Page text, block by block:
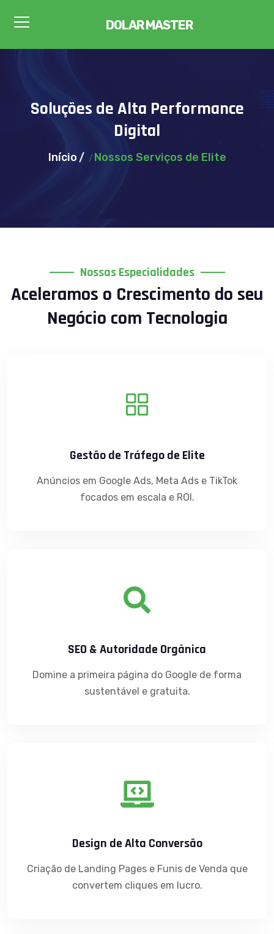
DOLAR MASTER
Soluções de Alta Performance
Digital
Início Nossos Serviços de Elite
Nossas Especialidades
Aceleramos o Crescimento do seu
Negócio com Tecnologia
Gestão de Tráfego de Elite
Anúncios em Google Ads, Meta Ads e TikTok
focados em escala e ROI.
SEO & Autoridade Orgânica
Domine a primeira página do Google de forma
sustentável e gratuita.
Design de Alta Conversão
Criação de Landing Pages e Funis de Venda que
convertem cliques em lucro.